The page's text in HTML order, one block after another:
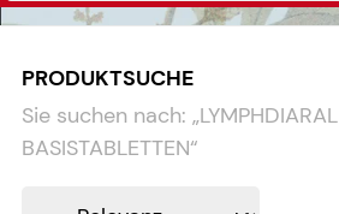
PRODUKTSUCHE
Sie suchen nach: „LYMPHDIARAL
BASISTABLETTEN“